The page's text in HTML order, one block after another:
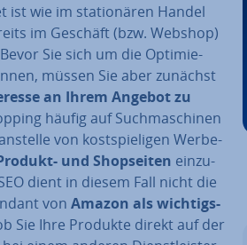
ist wie im sta­tio­nä­ren Handel
im Geschäft (bzw. Webshop)
Sie sich um die Op­ti­mie­
müssen Sie aber zunächst
an Ihrem Angebot zu
häufig auf Such­ma­schi­nen
von kost­spie­li­gen Wer­be­
und Shop­sei­ten ein­zu­
dient in diesem Fall nicht die
von Amazon als wich­tigs­
Sie Ihre Produkte direkt auf der